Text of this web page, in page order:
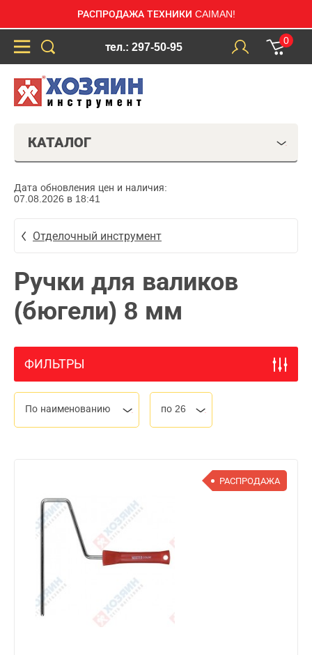
РАСПРОДАЖА ТЕХНИКИ CAIMAN!
тел.: 297-50-95
0
КАТАЛОГ
Дата обновления цен и наличия:
07.08.2026 в 18:41
Отделочный инструмент
Ручки для валиков
(бюгели) 8 мм
ФИЛЬТРЫ
По наименованию по 26
РАСПРОДАЖА